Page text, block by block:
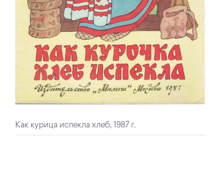
Как курица испекла хлеб, 1987 г.